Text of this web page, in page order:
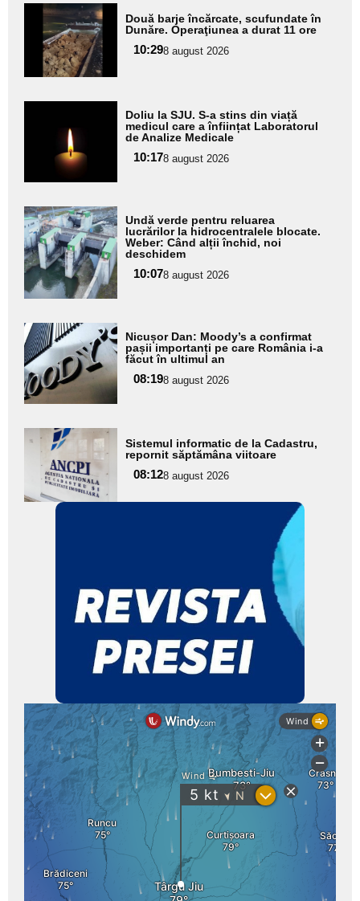
Adaugă
aici textul
pentru
subtitlu
Două barje încărcate, scufundate în
Dunăre. Operaţiunea a durat 11 ore
10:298 august 2026
aici textul
pentru
subtitlu
Doliu la SJU. S-a stins din viață
medicul care a înființat Laboratorul
de Analize Medicale
10:178 august 2026
Adaugă
aici textul
pentru
subtitlu
Undă verde pentru reluarea
lucrărilor la hidrocentralele blocate.
Weber: Când alții închid, noi
deschidem
10:078 august 2026
Adaugă
aici textul
pentru
subtitlu
Nicușor Dan: Moody’s a confirmat
pașii importanți pe care România i-a
făcut în ultimul an
08:198 august 2026
Adaugă
aici textul
pentru
subtitlu
Sistemul informatic de la Cadastru,
repornit săptămâna viitoare
08:128 august 2026